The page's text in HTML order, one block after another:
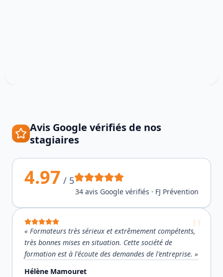
Avis Google vérifiés de nos
stagiaires
4.97 / 5
34 avis Google vérifiés · FJ Prévention
« Formateurs très sérieux et extrêmement compétents,
très bonnes mises en situation. Cette société de
formation est à l'écoute des demandes de l'entreprise. »
Hélène Mamouret